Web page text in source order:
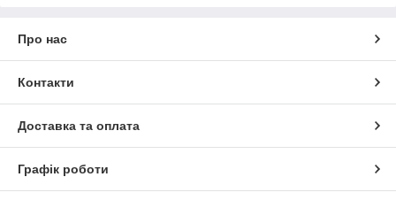
Про нас
Контакти
Доставка та оплата
Графік роботи